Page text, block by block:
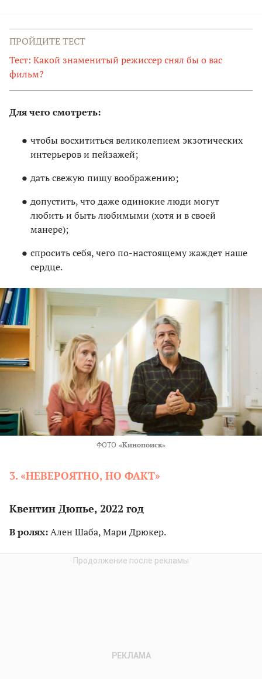
ПРОЙДИТЕ ТЕСТ
Тест: Какой знаменитый режиссер снял бы о вас
фильм?
Для чего смотреть:
чтобы восхититься великолепием экзотических
интерьеров и пейзажей;
дать свежую пищу воображению;
допустить, что даже одинокие люди могут
любить и быть любимыми (хотя и в своей
манере);
спросить себя, чего по-настоящему жаждет наше
сердце.
ФОТО «Кинопоиск»
3. «НЕВЕРОЯТНО, НО ФАКТ»
Квентин Дюпье, 2022 год
В ролях:Ален Шаба, Мари Дрюкер.